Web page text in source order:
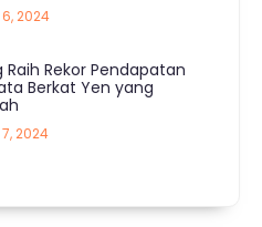
2024
Raih Rekor Pendapatan
Berkat Yen yang
2024